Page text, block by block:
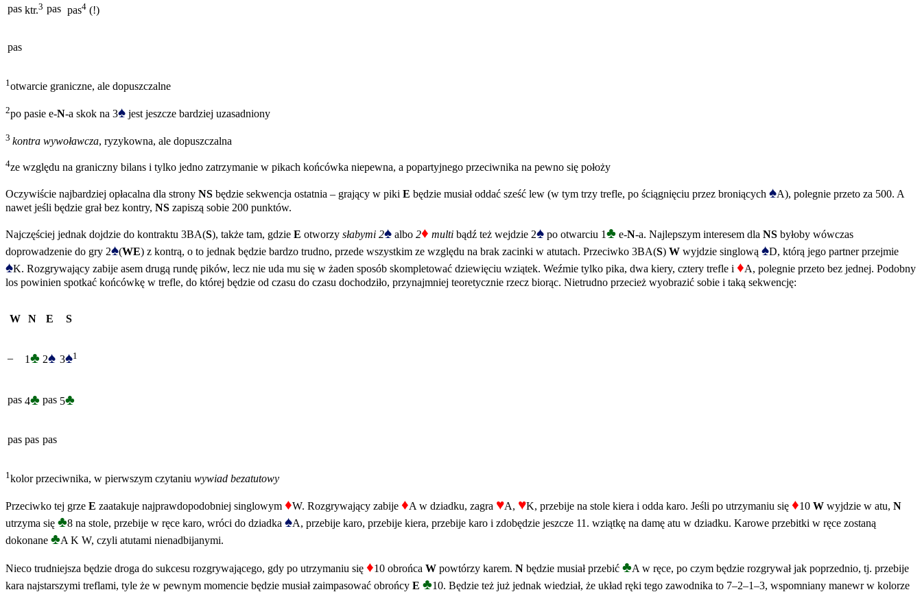
pas ktr.3 pas pas4 (!)
pas
1otwarcie graniczne, ale dopuszczalne
2po pasie e-N-a skok na 3♠ jest jeszcze bardziej uzasadniony
3 kontra wywoławcza, ryzykowna, ale dopuszczalna
4ze względu na graniczny bilans i tylko jedno zatrzymanie w pikach końcówka niepewna, a popartyjnego przeciwnika na pewno się położy
Oczywiście najbardziej opłacalna dla strony NS będzie sekwencja ostatnia – grający w piki E będzie musiał oddać sześć lew (w tym trzy trefle, po ściągnięciu przez broniących ♠A), polegnie przeto za 500. A
nawet jeśli będzie grał bez kontry, NS zapiszą sobie 200 punktów.
Najczęściej jednak dojdzie do kontraktu 3BA(S), także tam, gdzie E otworzy słabymi 2♠ albo 2♦ multi bądź też wejdzie 2♠ po otwarciu 1♣ e-N-a. Najlepszym interesem dla NS byłoby wówczas
doprowadzenie do gry 2♠(WE) z kontrą, o to jednak będzie bardzo trudno, przede wszystkim ze względu na brak zacinki w atutach. Przeciwko 3BA(S) W wyjdzie singlową ♠D, którą jego partner przejmie
♠K. Rozgrywający zabije asem drugą rundę pików, lecz nie uda mu się w żaden sposób skompletować dziewięciu wziątek. Weźmie tylko pika, dwa kiery, cztery trefle i ♦A, polegnie przeto bez jednej. Podobny
los powinien spotkać końcówkę w trefle, do której będzie od czasu do czasu dochodziło, przynajmniej teoretycznie rzecz biorąc. Nietrudno przecież wyobrazić sobie i taką sekwencję:
W N E S
– 1♣ 2♠ 3♠1
pas 4♣ pas 5♣
pas pas pas
1kolor przeciwnika, w pierwszym czytaniu wywiad bezatutowy
Przeciwko tej grze E zaatakuje najprawdopodobniej singlowym ♦W. Rozgrywający zabije ♦A w dziadku, zagra ♥A, ♥K, przebije na stole kiera i odda karo. Jeśli po utrzymaniu się ♦10 W wyjdzie w atu, N
utrzyma się ♣8 na stole, przebije w ręce karo, wróci do dziadka ♠A, przebije karo, przebije kiera, przebije karo i zdobędzie jeszcze 11. wziątkę na damę atu w dziadku. Karowe przebitki w ręce zostaną
dokonane ♣A K W, czyli atutami nienadbijanymi.
Nieco trudniejsza będzie droga do sukcesu rozgrywającego, gdy po utrzymaniu się ♦10 obrońca W powtórzy karem. N będzie musiał przebić ♣A w ręce, po czym będzie rozgrywał jak poprzednio, tj. przebije
kara najstarszymi treflami, tyle że w pewnym momencie będzie musiał zaimpasować obrońcy E ♣10. Będzie też już jednak wiedział, że układ ręki tego zawodnika to 7–2–1–3, wspomniany manewr w kolorze